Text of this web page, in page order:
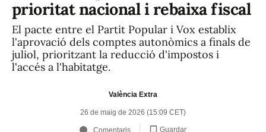
prioritat nacional i rebaixa fiscal
El pacte entre el Partit Popular i Vox establix
l'aprovació dels comptes autonòmics a finals de
juliol, prioritzant la reducció d'impostos i
l'accés a l'habitatge.
València Extra
26 de maig de 2026 (15:09 CET)
Comentaris Guardar